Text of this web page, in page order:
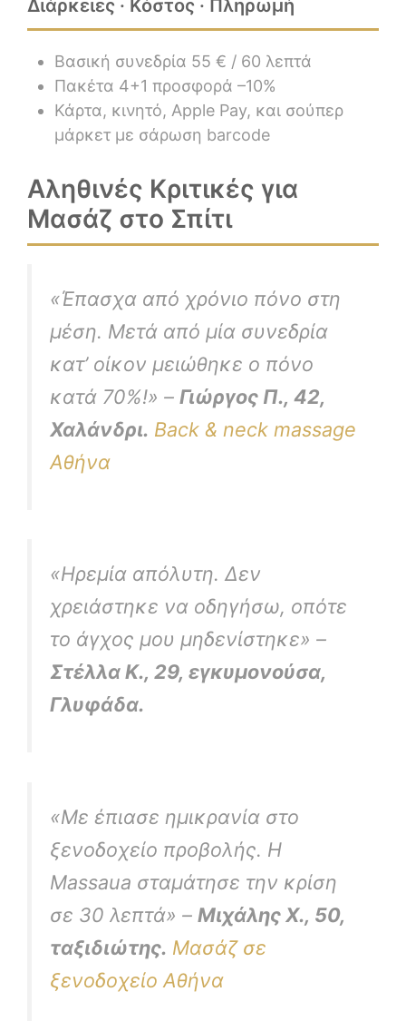
Διάρκειες · Κόστος · Πληρωμή
Βασική συνεδρία 55 € / 60 λεπτά
Πακέτα 4+1 προσφορά –10%
Κάρτα, κινητό, Apple Pay, και σούπερ
μάρκετ με σάρωση barcode
Αληθινές Κριτικές για
Μασάζ στο Σπίτι
«Έπασχα από χρόνιο πόνο στη
μέση. Μετά από μία συνεδρία
κατ’ οίκον μειώθηκε ο πόνο
κατά 70%!» – Γιώργος Π., 42,
Χαλάνδρι. Back & neck massage
Αθήνα
«Ηρεμία απόλυτη. Δεν
χρειάστηκε να οδηγήσω, οπότε
το άγχος μου μηδενίστηκε» –
Στέλλα Κ., 29, εγκυμονούσα,
Γλυφάδα.
«Με έπιασε ημικρανία στο
ξενοδοχείο προβολής. Η
Massaua σταμάτησε την κρίση
σε 30 λεπτά» – Μιχάλης Χ., 50,
ταξιδιώτης. Μασάζ σε
ξενοδοχείο Αθήνα